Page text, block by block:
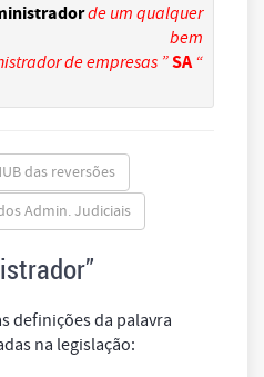
de um qualquer
bem
de empresas ”SA“
das reversões
Admin. Judiciais
definições da palavra
na legislação: